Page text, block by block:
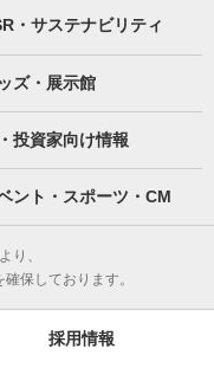
・サステナビリティ
ズ・展示館
投資家向け情報
ント・スポーツ・CM
り、
保しております。
採用情報